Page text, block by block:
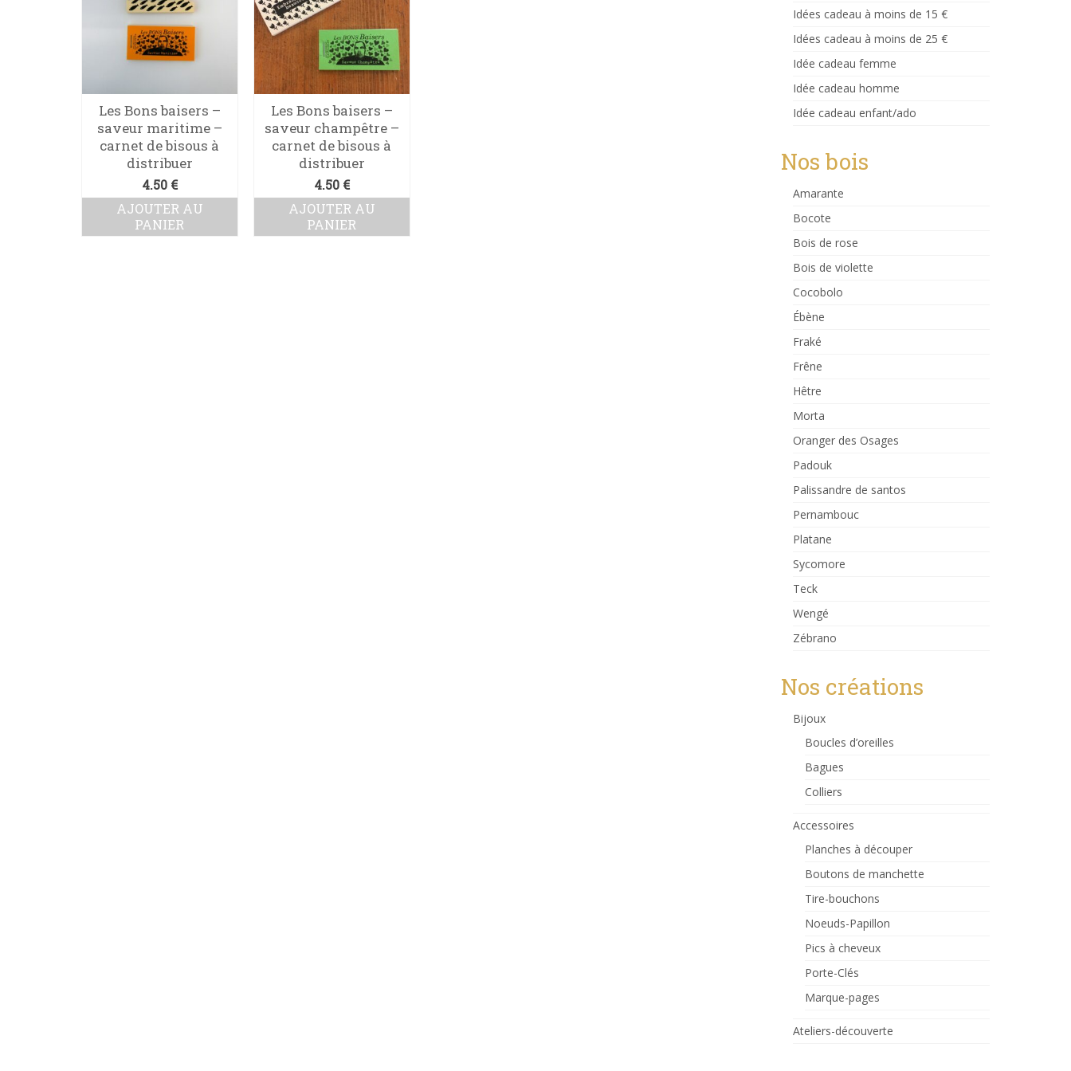
Les Bons baisers –
saveur maritime –
carnet de bisous à
distribuer
4.50 €
AJOUTER AU
PANIER
Les Bons baisers –
saveur champêtre –
carnet de bisous à
distribuer
4.50 €
AJOUTER AU
PANIER
Idées cadeau à moins de 15 €
Idées cadeau à moins de 25 €
Idée cadeau femme
Idée cadeau homme
Idée cadeau enfant/ado
Nos bois
Amarante
Bocote
Bois de rose
Bois de violette
Cocobolo
Ébène
Fraké
Frêne
Hêtre
Morta
Oranger des Osages
Padouk
Palissandre de santos
Pernambouc
Platane
Sycomore
Teck
Wengé
Zébrano
Nos créations
Bijoux
Boucles d’oreilles
Bagues
Colliers
Accessoires
Planches à découper
Boutons de manchette
Tire-bouchons
Noeuds-Papillon
Pics à cheveux
Porte-Clés
Marque-pages
Ateliers-découverte